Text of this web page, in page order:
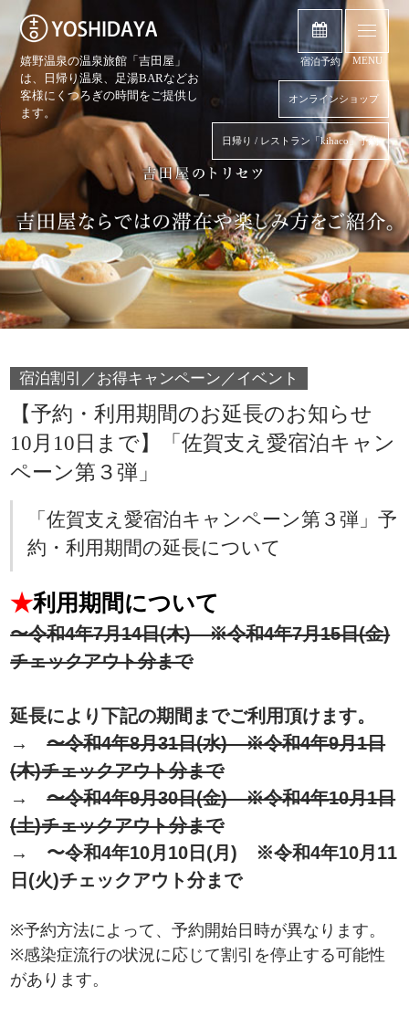
嬉野温泉の温泉旅館「吉田屋」
は、日帰り温泉、 足湯BARなどお
客様にくつろぎの時間をご提供し
ます。
オンラインショップ
日帰り / レストラン「kihaco」予約
宿泊予約 MENU
宿泊割引／お得キャンペーン／イベント
【予約・利用期間のお延長のお知らせ
10月10日まで】「佐賀支え愛宿泊キャン
ペーン第３弾」
「佐賀支え愛宿泊キャンペーン第３弾」予
約・利用期間の延長について
★利用期間について
〜令和4年7月14日(木) ※令和4年7月15日(金)
チェックアウト分まで
延長により下記の期間までご利用頂けます。
→〜令和4年8月31日(水) ※令和4年9月1日
(木)チェックアウト分まで
→〜令和4年9月30日(金) ※令和4年10月1日
(土)チェックアウト分まで
→ 〜令和4年10月10日(月) ※令和4年10月11
日(火)チェックアウト分まで
※予約方法によって、予約開始日時が異なります。
※感染症流行の状況に応じて割引を停止する可能性
があります。